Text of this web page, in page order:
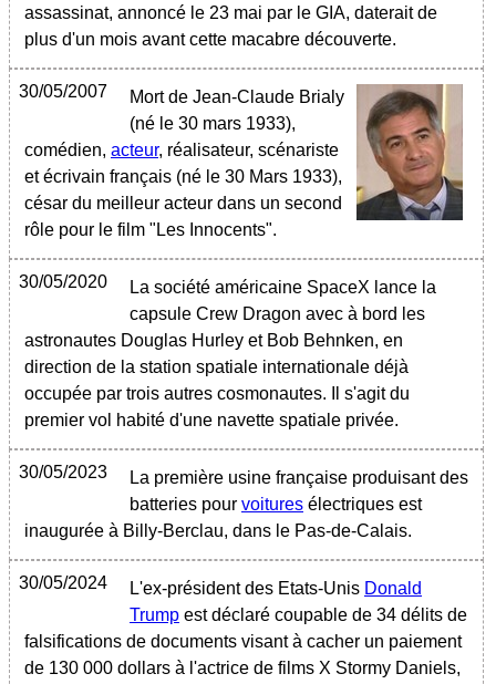
assassinat, annoncé le 23 mai par le GIA, daterait de
plus d'un mois avant cette macabre découverte.
30/05/2007
Mort de Jean-Claude Brialy
(né le 30 mars 1933),
comédien, acteur, réalisateur, scénariste
et écrivain français (né le 30 Mars 1933),
césar du meilleur acteur dans un second
rôle pour le film "Les Innocents".
30/05/2020
La société américaine SpaceX lance la
capsule Crew Dragon avec à bord les
astronautes Douglas Hurley et Bob Behnken, en
direction de la station spatiale internationale déjà
occupée par trois autres cosmonautes. Il s'agit du
premier vol habité d'une navette spatiale privée.
30/05/2023
La première usine française produisant des
batteries pour voitures électriques est
inaugurée à Billy-Berclau, dans le Pas-de-Calais.
30/05/2024 L'ex-président des Etats-Unis Donald
Trump est déclaré coupable de 34 délits de
falsifications de documents visant à cacher un paiement
de 130 000 dollars à l'actrice de films X Stormy Daniels,